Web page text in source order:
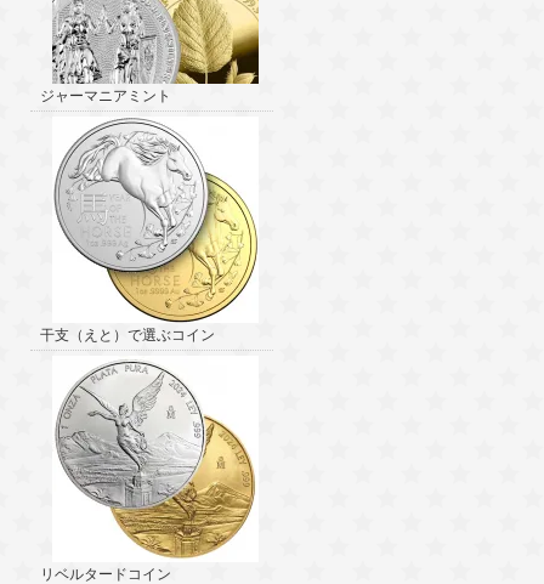
ジャーマニアミント
干支（えと）で選ぶコイン
リベルタードコイン